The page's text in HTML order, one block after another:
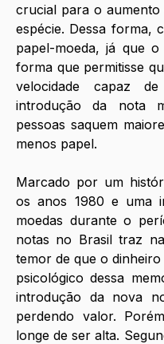
crucial para o
espécie. Dessa forma,
papel-moeda, já que
forma que permitisse
velocidade capaz
introdução da nota
pessoas saquem
menos papel.
Marcado por um
os anos 1980 e uma
moedas durante o
notas no Brasil traz
temor de que o
psicológico dessa
introdução da nova
perdendo valor.
longe de ser alta.